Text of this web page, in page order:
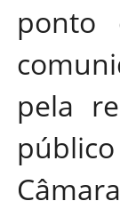
ponto
pela